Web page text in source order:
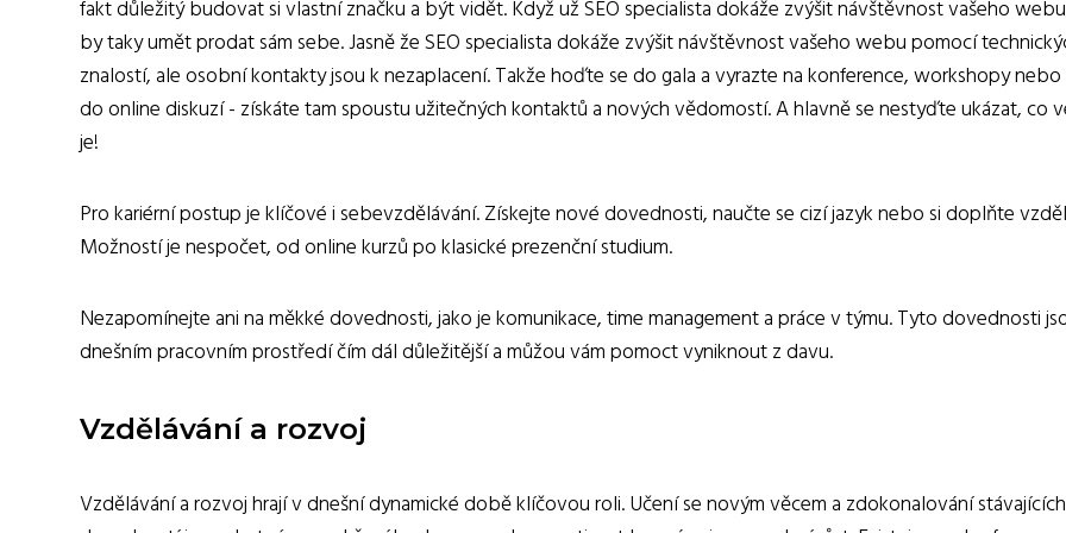
fakt důležitý budovat si vlastní značku a být vidět. Když už SEO specialista dokáže zvýšit návštěvnost vašeho
by taky umět prodat sám sebe. Jasně že SEO specialista dokáže zvýšit návštěvnost vašeho webu pomocí
znalostí, ale osobní kontakty jsou k nezaplacení. Takže hoďte se do gala a vyrazte na konference, workshopy
do online diskuzí - získáte tam spoustu užitečných kontaktů a nových vědomostí. A hlavně se nestyďte ukázat, co
je!
Pro kariérní postup je klíčové i sebevzdělávání. Získejte nové dovednosti, naučte se cizí jazyk nebo si doplňte
Možností je nespočet, od online kurzů po klasické prezenční studium.
Nezapomínejte ani na měkké dovednosti, jako je komunikace, time management a práce v týmu. Tyto dovednosti
dnešním pracovním prostředí čím dál důležitější a můžou vám pomoct vyniknout z davu.
Vzdělávání a rozvoj
Vzdělávání a rozvoj hrají v dnešní dynamické době klíčovou roli. Učení se novým věcem a zdokonalování stávajících